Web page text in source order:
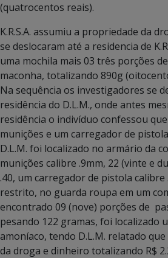
(quatrocentos reais).
K.R.S.A. assumiu a propriedade da
se deslocaram até a residencia de
uma mochila mais 03 três porções
maconha, totalizando 890g
Na sequência os investigadores se
residência do D.L.M., onde antes
residência o indivíduo confessou
munições e um carregador de
D.L.M. foi localizado no armário da
munições calibre .9mm, 22 (vinte e
.40, um carregador de pistola
restrito, no guarda roupa em um
encontrado 09 (nove) porções de
pesando 122 gramas, foi localizado
amoníaco, tendo D.L.M. relatado
da droga e dinheiro totalizando R$